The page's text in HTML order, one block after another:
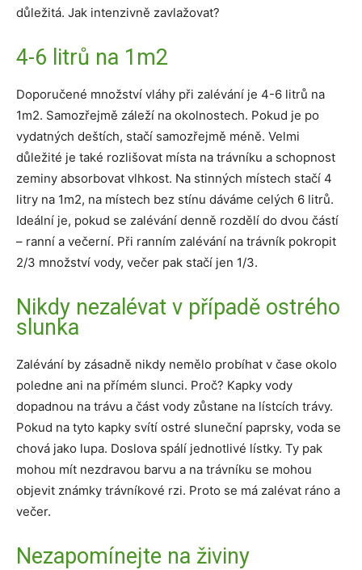
důležitá. Jak intenzivně zavlažovat?
4-6 litrů na 1m2
Doporučené množství vláhy při zalévání je 4-6 litrů na
1m2. Samozřejmě záleží na okolnostech. Pokud je po
vydatných deštích, stačí samozřejmě méně. Velmi
důležité je také rozlišovat místa na trávníku a schopnost
zeminy absorbovat vlhkost. Na stinných místech stačí 4
litry na 1m2, na místech bez stínu dáváme celých 6 litrů.
Ideální je, pokud se zalévání denně rozdělí do dvou částí
– ranní a večerní. Při ranním zalévání na trávník pokropit
2/3 množství vody, večer pak stačí jen 1/3.
Nikdy nezalévat v případě ostrého
slunka
Zalévání by zásadně nikdy nemělo probíhat v čase okolo
poledne ani na přímém slunci. Proč? Kapky vody
dopadnou na trávu a část vody zůstane na lístcích trávy.
Pokud na tyto kapky svítí ostré sluneční paprsky, voda se
chová jako lupa. Doslova spálí jednotlivé lístky. Ty pak
mohou mít nezdravou barvu a na trávníku se mohou
objevit známky trávníkové rzi. Proto se má zalévat ráno a
večer.
Nezapomínejte na živiny